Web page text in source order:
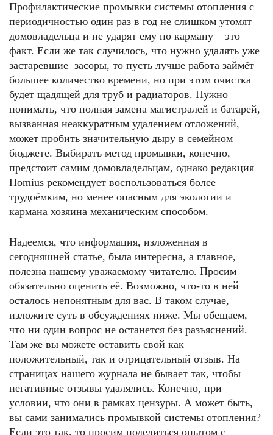
ФОТО: s.fishki.net
ФОТО: трубыпрагма.рф
Профилактические промывки системы отопления с
периодичностью один раз в год не слишком утомят
домовладельца и не ударят ему по карману – это
факт. Если же так случилось, что нужно удалять уже
застаревшие засоры, то пусть лучше работа займёт
большее количество времени, но при этом очистка
будет щадящей для труб и радиаторов. Нужно
понимать, что полная замена магистралей и батарей,
вызванная неаккуратным удалением отложений,
может пробить значительную дыру в семейном
бюджете. Выбирать метод промывки, конечно,
предстоит самим домовладельцам, однако редакция
Homius рекомендует воспользоваться более
трудоёмким, но менее опасным для экологии и
кармана хозяина механическим способом.
Надеемся, что информация, изложенная в
сегодняшней статье, была интересна, а главное,
полезна нашему уважаемому читателю. Просим
обязательно оценить её. Возможно, что-то в ней
осталось непонятным для вас. В таком случае,
изложите суть в обсуждениях ниже. Мы обещаем,
что ни один вопрос не останется без разъяснений.
Там же вы можете оставить свой как
положительный, так и отрицательный отзыв. На
страницах нашего журнала не бывает так, чтобы
негативные отзывы удалялись. Конечно, при
условии, что они в рамках цензуры. А может быть,
вы сами занимались промывкой системы отопления?
Если это так, то просим поделиться опытом с